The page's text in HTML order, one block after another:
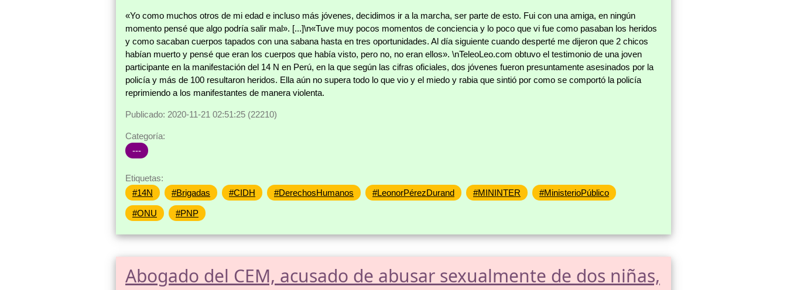
«Yo como muchos otros de mi edad e incluso más jóvenes, decidimos ir a la marcha, ser parte de esto. Fui con una amiga, en ningún
momento pensé que algo podría salir mal». [...]\n«Tuve muy pocos momentos de conciencia y lo poco que vi fue como pasaban los heridos
y como sacaban cuerpos tapados con una sabana hasta en tres oportunidades. Al día siguiente cuando desperté me dijeron que 2 chicos
habían muerto y pensé que eran los cuerpos que había visto, pero no, no eran ellos». \nTeleoLeo.com obtuvo el testimonio de una joven
participante en la manifestación del 14 N en Perú, en la que según las cifras oficiales, dos jóvenes fueron presuntamente asesinados por la
policía y más de 100 resultaron heridos. Ella aún no supera todo lo que vio y el miedo y rabia que sintió por como se comportó la policía
reprimiendo a los manifestantes de manera violenta.
Publicado: 2020-11-21 02:51:25 (22210)
Categoría:
---
Etiquetas:
#14N
#Brigadas #CIDH #DerechosHumanos #LeonorPérezDurand #MININTER #MinisterioPúblico
#ONU #PNP
Abogado del CEM, acusado de abusar sexualmente de dos niñas,